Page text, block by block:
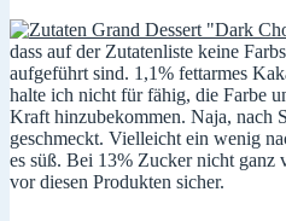
dass auf der Zutatenliste keine
aufgeführt sind. 1,1% fettarmes
halte ich nicht für fähig, die Farbe
Kraft hinzubekommen. Naja, nach
geschmeckt. Vielleicht ein wenig
es süß. Bei 13% Zucker nicht
vor diesen Produkten sicher.